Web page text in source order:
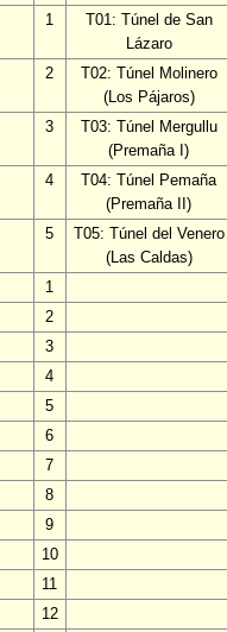
1
T01: Túnel de San
Lázaro
2
T02: Túnel Molinero
(Los Pájaros)
3
T03: Túnel Mergullu
(Premaña I)
4
T04: Túnel Pemaña
(Premaña II)
5
T05: Túnel del Venero
(Las Caldas)
1
2
3
4
5
6
7
8
9
10
11
12